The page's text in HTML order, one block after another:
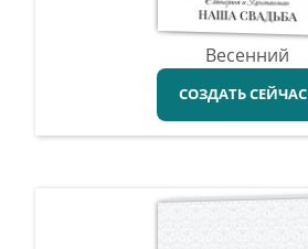
Весенний
СОЗДАТЬ СЕЙЧАС